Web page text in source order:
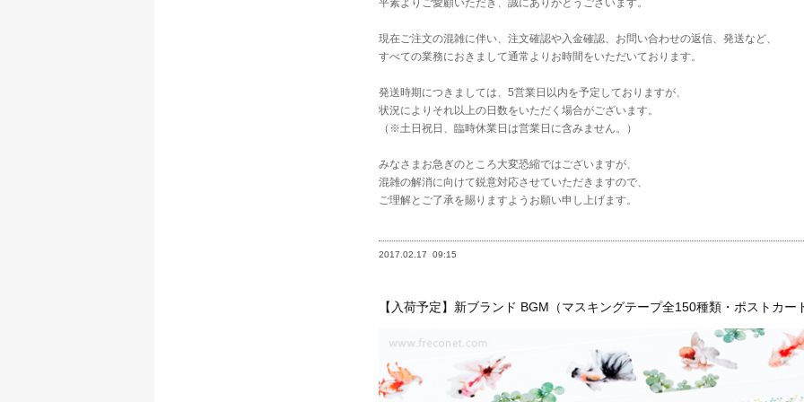
平素よりご愛顧いただき、誠にありがとうございます。
現在ご注文の混雑に伴い、注文確認や入金確認、お問い合わせの返信、発送など、
すべての業務におきまして通常よりお時間をいただいております。
発送時期につきましては、5営業日以内を予定しておりますが、
状況によりそれ以上の日数をいただく場合がございます。
（※土日祝日、臨時休業日は営業日に含みません。）
みなさまお急ぎのところ大変恐縮ではございますが、
混雑の解消に向けて鋭意対応させていただきますので、
ご理解とご了承を賜りますようお願い申し上げます。
2017.02.17 09:15
【入荷予定】新ブランド BGM（マスキングテープ全150種類・ポストカー